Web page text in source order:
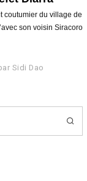
coutumier du village de
son voisin Siracoro
Sidi Dao